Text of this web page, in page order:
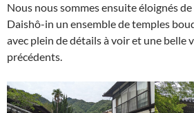
Nous nous sommes ensuite éloignés
Daishô-in un ensemble de temples
avec plein de détails à voir et une belle
précédents.